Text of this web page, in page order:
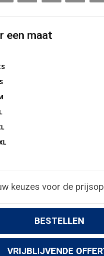
een maat
S
L
keuzes voor de
BESTELLEN
VRIJBLIJVENDE